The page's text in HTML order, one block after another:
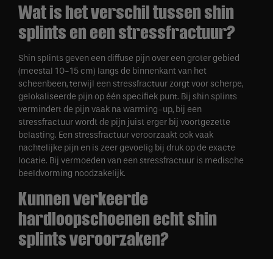
Wat is het verschil tussen shin
splints en een stressfractuur?
Shin splints geven een diffuse pijn over een groter gebied
(meestal 10-15 cm) langs de binnenkant van het
scheenbeen, terwijl een stressfractuur zorgt voor scherpe,
gelokaliseerde pijn op één specifiek punt. Bij shin splints
vermindert de pijn vaak na warming-up, bij een
stressfractuur wordt de pijn juist erger bij voortgezette
belasting. Een stressfractuur veroorzaakt ook vaak
nachtelijke pijn en is zeer gevoelig bij druk op de exacte
locatie. Bij vermoeden van een stressfractuur is medische
beeldvorming noodzakelijk.
Kunnen verkeerde
hardloopschoenen echt shin
splints veroorzaken?